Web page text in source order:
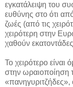
εγκατάλειψη του
ευθύνης στο ότι
ζωές (από τις
χειρότερη στην
χαθούν
Το χειρότερο είναι
στην ωραιοποίηση
«πανηγυριτζήδες»,